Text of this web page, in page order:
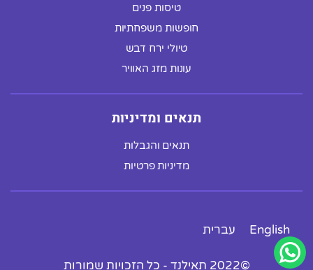
טיסות פנים
חופשות משפחתיות
טיולי ירח דבש
עונות מזג האוויר
תנאים ומדיניות
תנאים והגבלות
מדיניות פרטיות
English עברית
©2022 תאילנד - כל הזכויות שמורות